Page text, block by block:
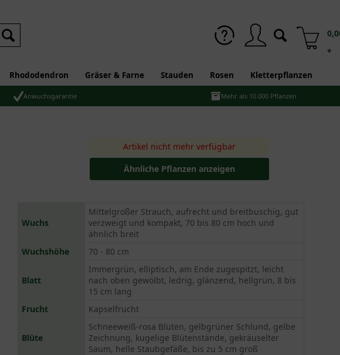
*
Rhododendron Gräser & Farne Stauden Rosen Kletterpflanzen
Anwuchsgarantie Mehr als 10.000 Pflanzen
Artikel nicht mehr verfügbar
Ähnliche Pflanzen anzeigen
Wuchs
Mittelgroßer Strauch, aufrecht und breitbuschig, gut
verzweigt und kompakt, 70 bis 80 cm hoch und
ähnlich breit
Wuchshöhe
70 - 80 cm
Blatt
Immergrün, elliptisch, am Ende zugespitzt, leicht
nach oben gewölbt, ledrig, glänzend, hellgrün, 8 bis
15 cm lang
Frucht
Kapselfrucht
Blüte
Schneeweiß-rosa Blüten, gelbgrüner Schlund, gelbe
Zeichnung, kugelige Blütenstände, gekräuselter
Saum, helle Staubgefäße, bis zu 5 cm groß